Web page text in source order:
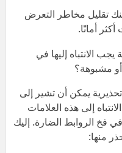
تقليل مخاطر التعرض
أمانًا.
الانتباه إليها في
أو مشبوهة؟
يمكن أن تشير إلى
إلى هذه العلامات
فخ الروابط الضارة. إليك
منها: